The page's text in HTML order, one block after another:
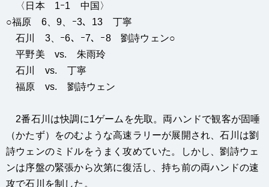
〈日本 1ｰ1 中国〉
○福原 6、9、ｰ3、13 丁寧
石川 3、ｰ6、ｰ7、ｰ8 劉詩ウェン○
平野美 vs. 朱雨玲
石川 vs. 丁寧
福原 vs. 劉詩ウェン
2番石川は快調に1ゲームを先取。両ハンドで観客が固唾
（かたず）をのむような高速ラリーが展開され、石川は劉
詩ウェンのミドルをうまく攻めていた。しかし、劉詩ウェ
ンは序盤の緊張から次第に復活し、持ち前の両ハンドの速
攻で石川を制した。